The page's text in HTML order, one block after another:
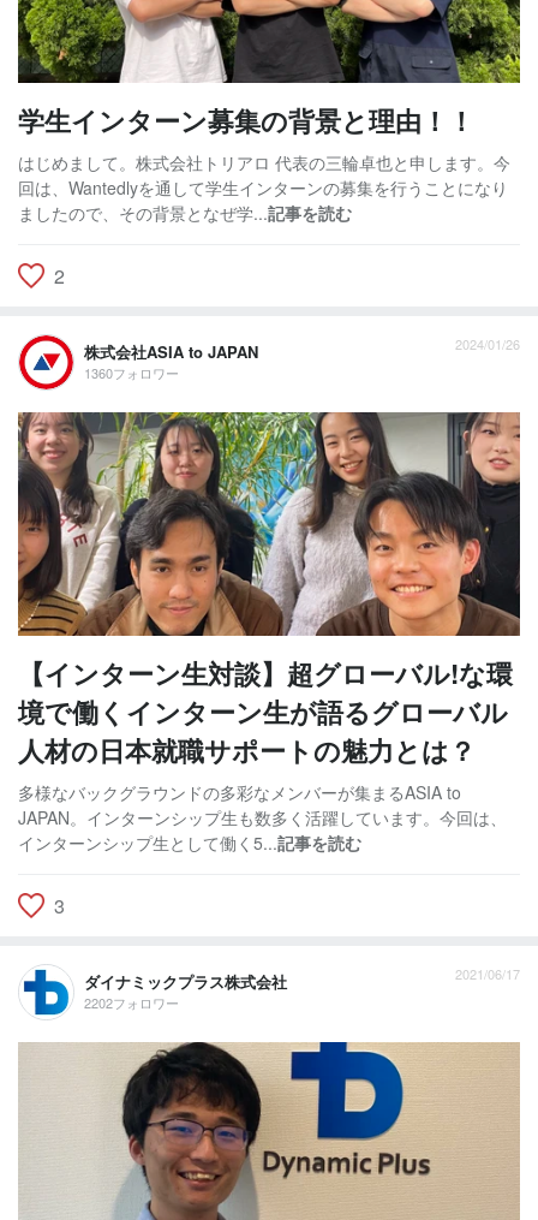
学生インターン募集の背景と理由！！
はじめまして。株式会社トリアロ 代表の三輪卓也と申します。今
回は、Wantedlyを通して学生インターンの募集を行うことになり
ましたので、その背景となぜ学...記事を読む
2
株式会社ASIA to JAPAN
1360フォロワー
2024/01/26
【インターン生対談】超グローバル!な環
境で働くインターン生が語るグローバル
人材の日本就職サポートの魅力とは？
多様なバックグラウンドの多彩なメンバーが集まるASIA to
JAPAN。インターンシップ生も数多く活躍しています。今回は、
インターンシップ生として働く5...記事を読む
3
ダイナミックプラス株式会社
2202フォロワー
2021/06/17